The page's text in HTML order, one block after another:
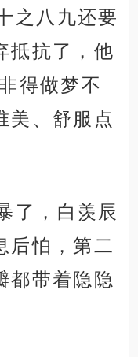
之八九还要
抵抗了，他
得做梦不
美、舒服点
了，白羡辰
后怕，第二
都带着隐隐